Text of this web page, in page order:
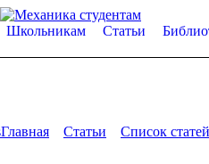
Школьникам Статьи
Главная
Статьи Список статей